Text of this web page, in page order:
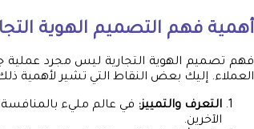
أهمية فهم التصميم الهوية
فهم تصميم الهوية التجارية ليس مجرد عملية
العملاء. إليك بعض النقاط التي تشير لأهمية
التعرف والتمييز: في عالم مليء
الآخرين.